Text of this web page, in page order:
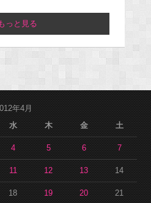
っと見る
年4月
水 木 金 土
4 5 6 7
11 12 13 14
18 19 20 21